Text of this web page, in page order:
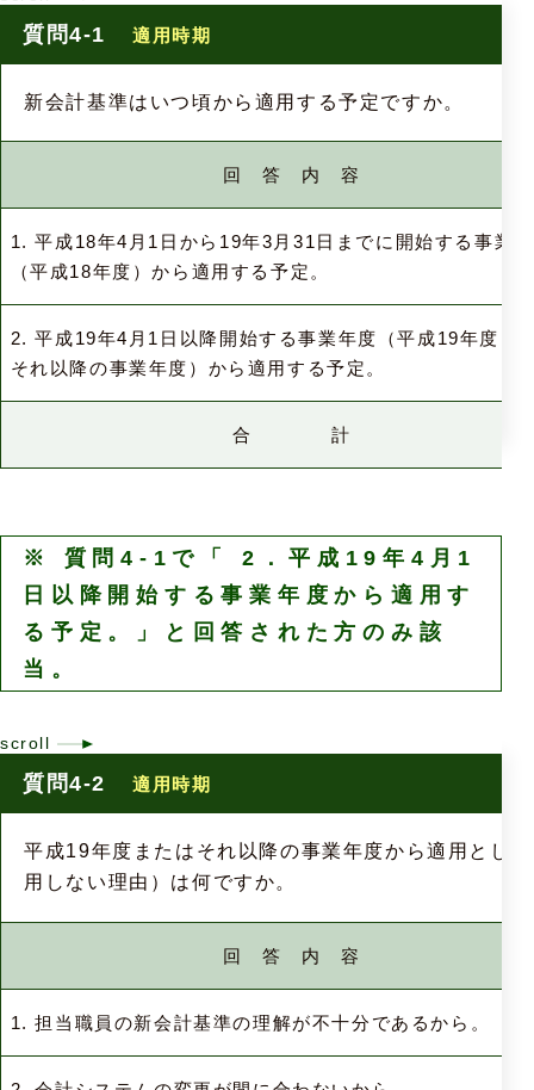
質問4-1 適用時期
新会計基準はいつ頃から適用する予定ですか。
回 答 内 容
1. 平成18年4月1日から19年3月31日までに開始する事業
（平成18年度）から適用する予定。
2. 平成19年4月1日以降開始する事業年度（平成19年度ま
それ以降の事業年度）から適用する予定。
合 計
※ 質問4-1で「 2．平成19年4月1
日以降開始する事業年度から適用す
る予定。」と回答された方のみ該
当。
質問4-2 適用時期
平成19年度またはそれ以降の事業年度から適用とし
用しない理由）は何ですか。
回 答 内 容
1. 担当職員の新会計基準の理解が不十分であるから。